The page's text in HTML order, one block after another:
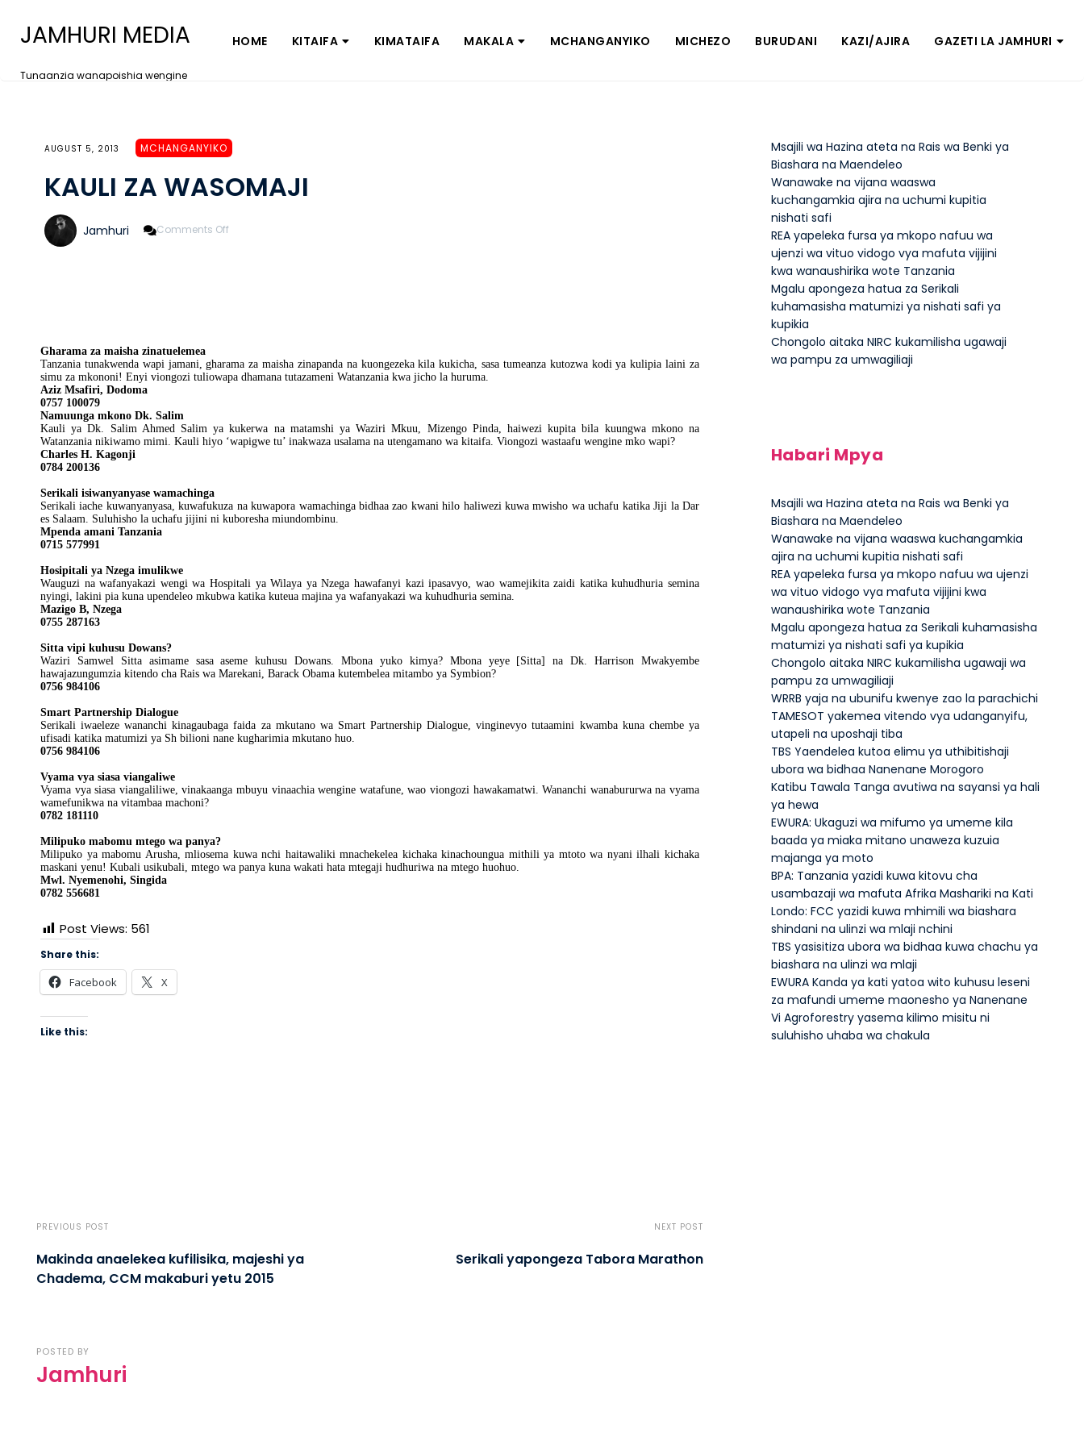
JAMHURI MEDIA
Tunaanzia wanapoishia wengine
HOME KITAIFA KIMATAIFA MAKALA MCHANGANYIKO MICHEZO BURUDANI KAZI/AJIRA GAZETI LA JAMHURI
AUGUST 5, 2013 MCHANGANYIKO
KAULI ZA WASOMAJI
Jamhuri Comments Off
Gharama za maisha zinatuelemea
Tanzania tunakwenda wapi jamani, gharama za maisha zinapanda na kuongezeka kila kukicha, sasa tumeanza kutozwa kodi ya kulipia laini za
simu za mkononi! Enyi viongozi tuliowapa dhamana tutazameni Watanzania kwa jicho la huruma.
Aziz Msafiri, Dodoma
0757 100079
Namuunga mkono Dk. Salim
Kauli ya Dk. Salim Ahmed Salim ya kukerwa na matamshi ya Waziri Mkuu, Mizengo Pinda, haiwezi kupita bila kuungwa mkono na
Watanzania nikiwamo mimi. Kauli hiyo ‘wapigwe tu’ inakwaza usalama na utengamano wa kitaifa. Viongozi wastaafu wengine mko wapi?
Charles H. Kagonji
0784 200136
Serikali isiwanyanyase wamachinga
Serikali iache kuwanyanyasa, kuwafukuza na kuwapora wamachinga bidhaa zao kwani hilo haliwezi kuwa mwisho wa uchafu katika Jiji la Dar
es Salaam. Suluhisho la uchafu jijini ni kuboresha miundombinu.
Mpenda amani Tanzania
0715 577991
Hosipitali ya Nzega imulikwe
Wauguzi na wafanyakazi wengi wa Hospitali ya Wilaya ya Nzega hawafanyi kazi ipasavyo, wao wamejikita zaidi katika kuhudhuria semina
nyingi, lakini pia kuna upendeleo mkubwa katika kuteua majina ya wafanyakazi wa kuhudhuria semina.
Mazigo B, Nzega
0755 287163
Sitta vipi kuhusu Dowans?
Waziri Samwel Sitta asimame sasa aseme kuhusu Dowans. Mbona yuko kimya? Mbona yeye [Sitta] na Dk. Harrison Mwakyembe
hawajazungumzia kitendo cha Rais wa Marekani, Barack Obama kutembelea mitambo ya Symbion?
0756 984106
Smart Partnership Dialogue
Serikali iwaeleze wananchi kinagaubaga faida za mkutano wa Smart Partnership Dialogue, vinginevyo tutaamini kwamba kuna chembe ya
ufisadi katika matumizi ya Sh bilioni nane kugharimia mkutano huo.
0756 984106
Vyama vya siasa viangaliwe
Vyama vya siasa viangaliliwe, vinakaanga mbuyu vinaachia wengine watafune, wao viongozi hawakamatwi. Wananchi wanabururwa na vyama
wamefunikwa na vitambaa machoni?
0782 181110
Milipuko mabomu mtego wa panya?
Milipuko ya mabomu Arusha, mliosema kuwa nchi haitawaliki mnachekelea kichaka kinachoungua mithili ya mtoto wa nyani ilhali kichaka
maskani yenu! Kubali usikubali, mtego wa panya kuna wakati hata mtegaji hudhuriwa na mtego huohuo.
Mwl. Nyemenohi, Singida
0782 556681
Post Views: 561
Share this:
Facebook X
Like this:
PREVIOUS POST
Makinda anaelekea kufilisika, majeshi ya
Chadema, CCM makaburi yetu 2015
NEXT POST
Serikali yapongeza Tabora Marathon
POSTED BY
Jamhuri
Msajili wa Hazina ateta na Rais wa Benki ya
Biashara na Maendeleo
Wanawake na vijana waaswa
kuchangamkia ajira na uchumi kupitia
nishati safi
REA yapeleka fursa ya mkopo nafuu wa
ujenzi wa vituo vidogo vya mafuta vijijini
kwa wanaushirika wote Tanzania
Mgalu apongeza hatua za Serikali
kuhamasisha matumizi ya nishati safi ya
kupikia
Chongolo aitaka NIRC kukamilisha ugawaji
wa pampu za umwagiliaji
Habari Mpya
Msajili wa Hazina ateta na Rais wa Benki ya
Biashara na Maendeleo
Wanawake na vijana waaswa kuchangamkia
ajira na uchumi kupitia nishati safi
REA yapeleka fursa ya mkopo nafuu wa ujenzi
wa vituo vidogo vya mafuta vijijini kwa
wanaushirika wote Tanzania
Mgalu apongeza hatua za Serikali kuhamasisha
matumizi ya nishati safi ya kupikia
Chongolo aitaka NIRC kukamilisha ugawaji wa
pampu za umwagiliaji
WRRB yaja na ubunifu kwenye zao la parachichi
TAMESOT yakemea vitendo vya udanganyifu,
utapeli na uposhaji tiba
TBS Yaendelea kutoa elimu ya uthibitishaji
ubora wa bidhaa Nanenane Morogoro
Katibu Tawala Tanga avutiwa na sayansi ya hali
ya hewa
EWURA: Ukaguzi wa mifumo ya umeme kila
baada ya miaka mitano unaweza kuzuia
majanga ya moto
BPA: Tanzania yazidi kuwa kitovu cha
usambazaji wa mafuta Afrika Mashariki na Kati
Londo: FCC yazidi kuwa mhimili wa biashara
shindani na ulinzi wa mlaji nchini
TBS yasisitiza ubora wa bidhaa kuwa chachu ya
biashara na ulinzi wa mlaji
EWURA Kanda ya kati yatoa wito kuhusu leseni
za mafundi umeme maonesho ya Nanenane
Vi Agroforestry yasema kilimo misitu ni
suluhisho uhaba wa chakula